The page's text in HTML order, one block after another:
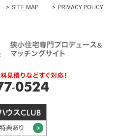
SITE MAP PRIVACY POLICY